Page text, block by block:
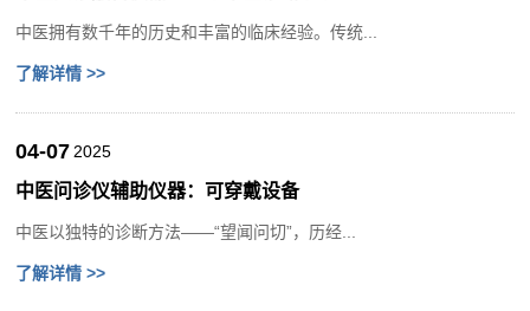
中医拥有数千年的历史和丰富的临床经验。传统...
了解详情 >>
04-07 2025
中医问诊仪辅助仪器：可穿戴设备
中医以独特的诊断方法——“望闻问切”，历经...
了解详情 >>